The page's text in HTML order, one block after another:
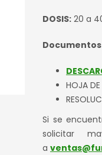
DOSIS: 20 a
HOJA
Si se
solicitar
a